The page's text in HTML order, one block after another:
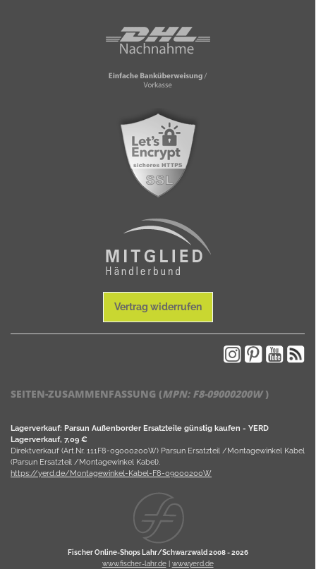
Vertrag widerrufen
SEITEN-ZUSAMMENFASSUNG (MPN: F8-09000200W)
Lagerverkauf: Parsun Außenborder Ersatzteile günstig kaufen - YERD
Lagerverkauf, 7,09 €
Direktverkauf (Art.Nr. 111F8-09000200W) Parsun Ersatzteil /Montagewinkel Kabel
(Parsun Ersatzteil /Montagewinkel Kabel).
https://yerd.de/Montagewinkel-Kabel-F8-09000200W
Fischer Online-Shops Lahr/Schwarzwald 2008 -2026
www.fischer-lahr.de| www.yerd.de